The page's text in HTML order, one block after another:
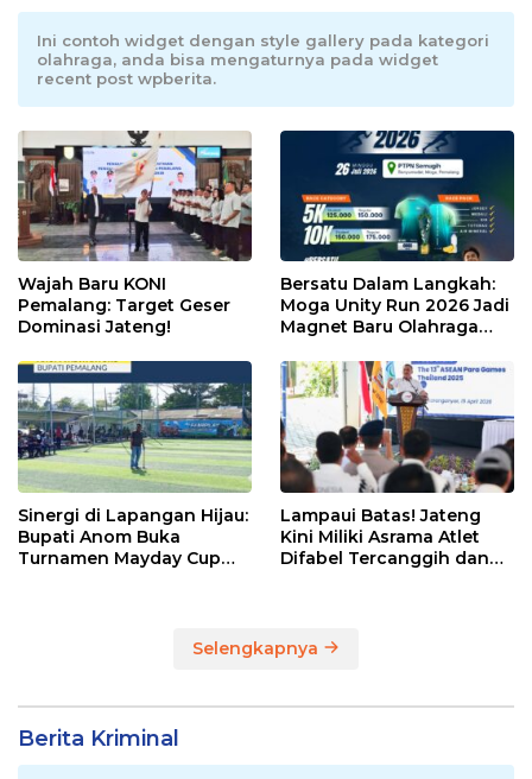
Ini contoh widget dengan style gallery pada kategori
olahraga, anda bisa mengaturnya pada widget
recent post wpberita.
Wajah Baru KONI
Pemalang: Target Geser
Dominasi Jateng!
Bersatu Dalam Langkah:
Moga Unity Run 2026 Jadi
Magnet Baru Olahraga
Sinergi di Lapangan Hijau:
Bupati Anom Buka
Turnamen Mayday Cup
Lampaui Batas! Jateng
Kini Miliki Asrama Atlet
Difabel Tercanggih dan
Selengkapnya
Berita Kriminal